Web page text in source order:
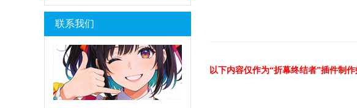
联系我们
以下内容仅作为“折幕终结者”插件制